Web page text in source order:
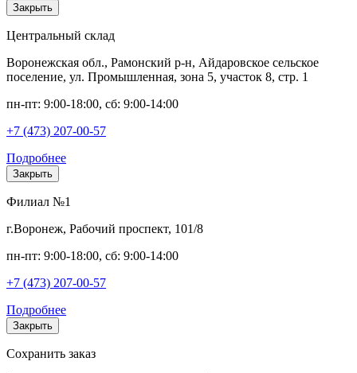
Закрыть
Центральный склад
Воронежская обл., Рамонский р-н, Айдаровское сельское
поселение, ул. Промышленная, зона 5, участок 8, стр. 1
пн-пт: 9:00-18:00, сб: 9:00-14:00
+7 (473) 207-00-57
Подробнее
Закрыть
Филиал №1
г.Воронеж, Рабочий проспект, 101/8
пн-пт: 9:00-18:00, сб: 9:00-14:00
+7 (473) 207-00-57
Подробнее
Закрыть
Сохранить заказ